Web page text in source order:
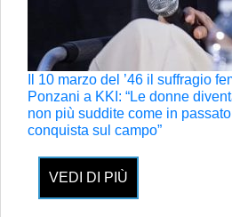
Il 10 marzo del ’46 il suffragio
Ponzani a KKI: “Le donne
non più suddite come in
conquista sul campo”
VEDI DI PIÙ